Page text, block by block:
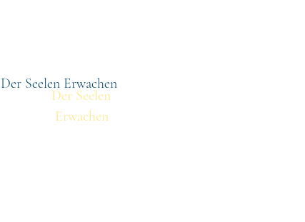
Der Seelen Erwachen
Der Seelen
Erwachen